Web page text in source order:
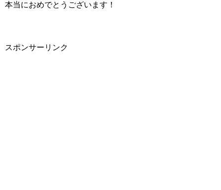
本当におめでとうございます！
スポンサーリンク